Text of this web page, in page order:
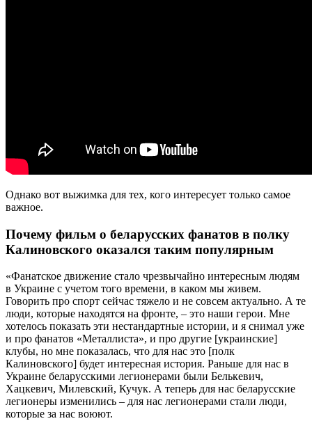
Однако вот выжимка для тех, кого интересует только самое
важное.
Почему фильм о беларусских фанатов в полку
Калиновского оказался таким популярным
«Фанатское движение стало чрезвычайно интересным людям
в Украине с учетом того времени, в каком мы живем.
Говорить про спорт сейчас тяжело и не совсем актуально. А те
люди, которые находятся на фронте, – это наши герои. Мне
хотелось показать эти нестандартные истории, и я снимал уже
и про фанатов «Металлиста», и про другие [украинские]
клубы, но мне показалась, что для нас это [полк
Калиновского] будет интересная история. Раньше для нас в
Украине беларусскими легионерами были Белькевич,
Хацкевич, Милевский, Кучук. А теперь для нас беларусские
легионеры изменились – для нас легионерами стали люди,
которые за нас воюют.